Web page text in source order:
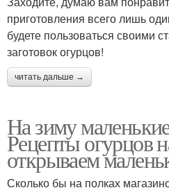
приготовления всего лишь
будете пользоваться своими
заготовок огурцов!
читать дальше →
На зиму
Рецепты огурцов
открываем
Сколько бы на полках